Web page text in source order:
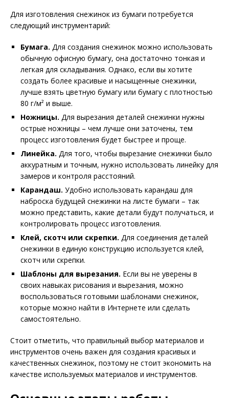
Для изготовления снежинок из бумаги потребуется
следующий инструментарий:
Бумага. Для создания снежинок можно использовать
обычную офисную бумагу, она достаточно тонкая и
легкая для складывания. Однако, если вы хотите
создать более красивые и насыщенные снежинки,
лучше взять цветную бумагу или бумагу с плотностью
80 г/м² и выше.
Ножницы. Для вырезания деталей снежинки нужны
острые ножницы – чем лучше они заточены, тем
процесс изготовления будет быстрее и проще.
Линейка. Для того, чтобы вырезание снежинки было
аккуратным и точным, нужно использовать линейку для
замеров и контроля расстояний.
Карандаш. Удобно использовать карандаш для
наброска будущей снежинки на листе бумаги – так
можно представить, какие детали будут получаться, и
контролировать процесс изготовления.
Клей, скотч или скрепки. Для соединения деталей
снежинки в единую конструкцию используется клей,
скотч или скрепки.
Шаблоны для вырезания. Если вы не уверены в
своих навыках рисования и вырезания, можно
воспользоваться готовыми шаблонами снежинок,
которые можно найти в Интернете или сделать
самостоятельно.
Стоит отметить, что правильный выбор материалов и
инструментов очень важен для создания красивых и
качественных снежинок, поэтому не стоит экономить на
качестве используемых материалов и инструментов.